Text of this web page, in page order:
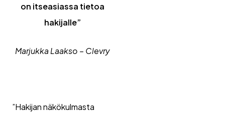
on itseasiassa tietoa
hakijalle”
Marjukka Laakso – Clevry
”Hakijan näkökulmasta